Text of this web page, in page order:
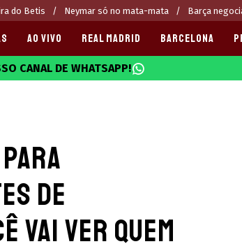
do Betis Neymar só no mata-mata Barça
AO VIVO REAL MADRID BARCELONA
CANAL DE WHATSAPP!
de
vai ver quem